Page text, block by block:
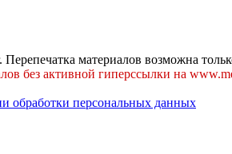
материалов возможна
без активной гиперссылки на
обработки персональных данных